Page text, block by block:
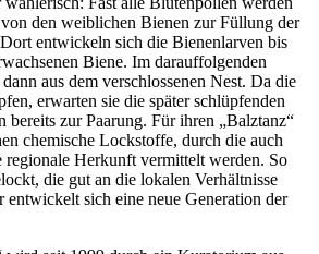
den weiblichen Bienen zur Füllung der
entwickeln sich die Bienenlarven bis
Biene. Im darauffolgenden
aus dem verschlossenen Nest. Da die
erwarten sie die später schlüpfenden
bereits zur Paarung. Für ihren „Balztanz“
chemische Lockstoffe, durch die auch
regionale Herkunft vermittelt werden. So
die gut an die lokalen Verhältnisse
entwickelt sich eine neue Generation der